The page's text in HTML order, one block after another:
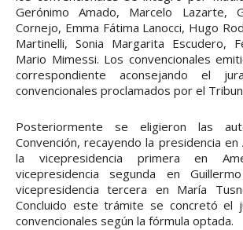
Gerónimo Amado, Marcelo Lazarte,
Cornejo, Emma Fátima Lanocci, Hugo
Martinelli, Sonia Margarita Escudero,
Mario Mimessi. Los convencionales
correspondiente aconsejando el
convencionales proclamados por el
Posteriormente se eligieron las
Convención, recayendo la presidencia en
la vicepresidencia primera en
vicepresidencia segunda en
vicepresidencia tercera en María
Concluido este trámite se concretó el
convencionales según la fórmula optada.